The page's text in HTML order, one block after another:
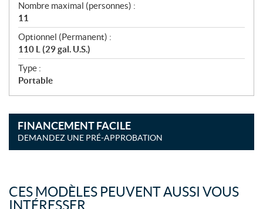
Nombre maximal (personnes) :
11
Optionnel (Permanent) :
110 L (29 gal. U.S.)
Type :
Portable
FINANCEMENT FACILE
DEMANDEZ UNE PRÉ-APPROBATION
CES MODÈLES PEUVENT AUSSI VOUS
INTÉRESSER